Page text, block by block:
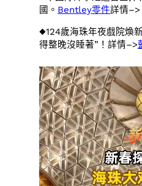
國。 Bentley零件詳情–>
◆124歲海珠年夜戲院煥
得整晚沒睡著”！詳情–>